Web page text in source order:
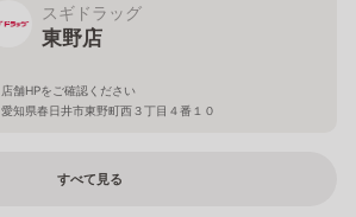
スギドラッグ
東野店
店舗HPをご確認ください
愛知県春日井市東野町西３丁目４番１０
すべて見る